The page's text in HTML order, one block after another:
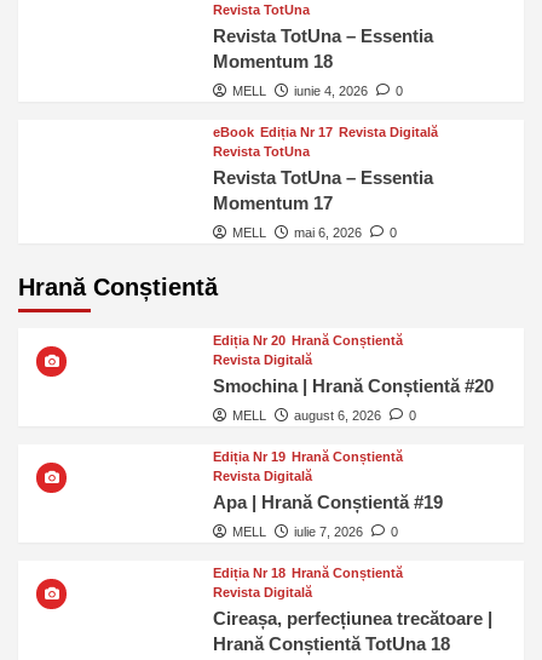
Revista TotUna
Revista TotUna – Essentia
Momentum 18
MELL iunie 4, 2026 0
eBook Ediția Nr 17 Revista Digitală
Revista TotUna
Revista TotUna – Essentia
Momentum 17
MELL mai 6, 2026 0
Hrană Conștientă
Ediția Nr 20 Hrană Conștientă
Revista Digitală
Smochina | Hrană Conștientă #20
MELL august 6, 2026 0
Ediția Nr 19 Hrană Conștientă
Revista Digitală
Apa | Hrană Conștientă #19
MELL iulie 7, 2026 0
Ediția Nr 18 Hrană Conștientă
Revista Digitală
Cireașa, perfecțiunea trecătoare |
Hrană Conștientă TotUna 18